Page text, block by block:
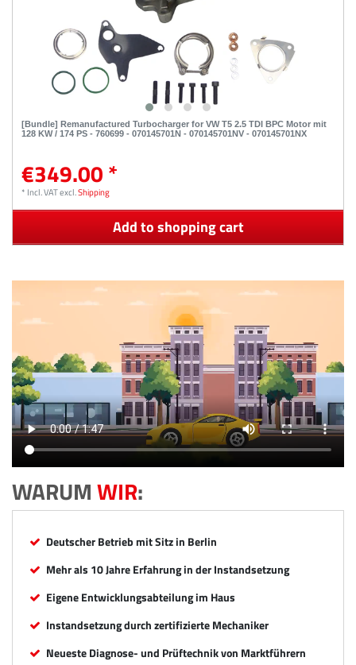
[Bundle] Remanufactured Turbocharger for VW T5 2.5 TDI BPC Motor mit
128 KW / 174 PS - 760699 - 070145701N - 070145701NV - 070145701NX
€349.00 *
* Incl. VATexcl.Shipping
Add to shopping cart
WARUMWIR:
Deutscher Betrieb mit Sitz in Berlin
Mehr als 10 Jahre Erfahrung in der Instandsetzung
Eigene Entwicklungsabteilung im Haus
Instandsetzung durch zertifizierte Mechaniker
Neueste Diagnose- und Prüftechnik von Marktführern